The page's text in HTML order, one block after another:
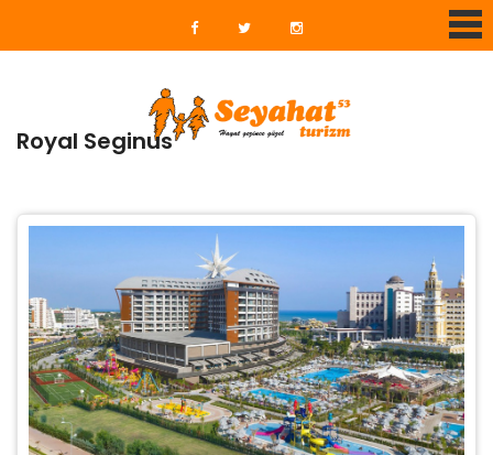
Royal Seginus